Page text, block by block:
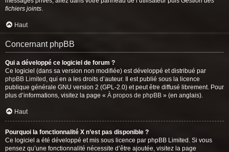
fichiers joints.
Haut
Concernant phpBB
Qui a développé ce logiciel de forum ?
Ce logiciel (dans sa version non modifiée) est développé et distribué par
phpBB Limited , qui en a les droits d’auteur. Il est publié sous la licence
publique générale GNU version 2 (GPL-2.0) et peut être diffusé librement. Pour
plus d’informations, visitez la page « À propos de phpBB » (en anglais).
Haut
Pourquoi la fonctionnalité X n’est pas disponible ?
Ce logiciel a été développé et mis sous licence par phpBB Limited. Si vous
pensez qu’une fonctionnalité nécessite d’être ajoutée, visitez la page